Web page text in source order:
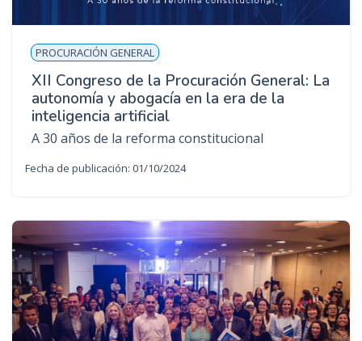
p
a
PROCURACIÓN GENERAL
XII Congreso de la Procuración General: La
autonomía y abogacía en la era de la
inteligencia artificial
A 30 años de la reforma constitucional
Fecha de publicación: 01/10/2024